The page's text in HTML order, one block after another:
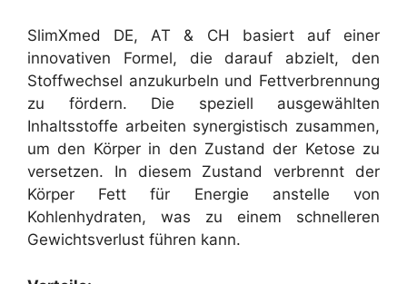
SlimXmed DE, AT & CH basiert auf einer
innovativen Formel, die darauf abzielt, den
Stoffwechsel anzukurbeln und Fettverbrennung
zu fördern. Die speziell ausgewählten
Inhaltsstoffe arbeiten synergistisch zusammen,
um den Körper in den Zustand der Ketose zu
versetzen. In diesem Zustand verbrennt der
Körper Fett für Energie anstelle von
Kohlenhydraten, was zu einem schnelleren
Gewichtsverlust führen kann.